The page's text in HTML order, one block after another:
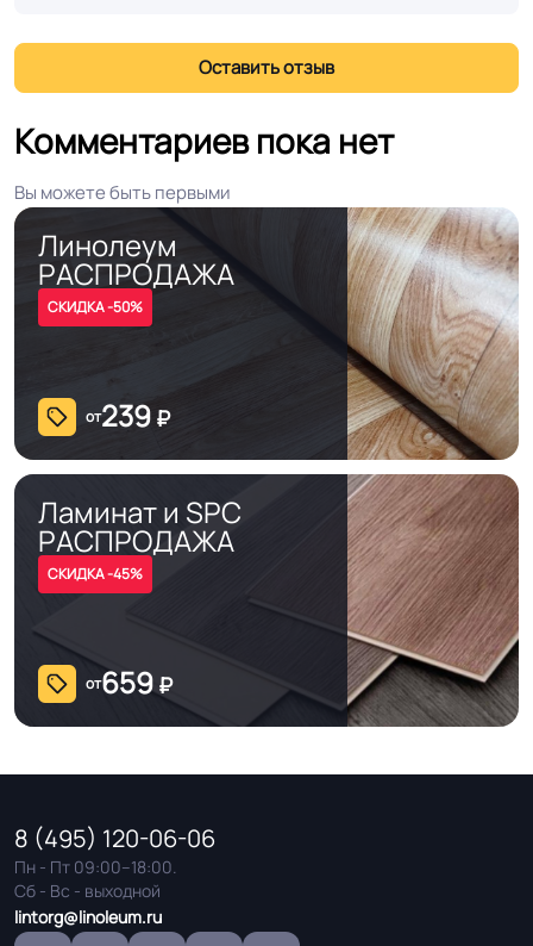
Комментариев пока нет
Вы можете быть первыми
Линолеум
РАСПРОДАЖА
СКИДКА -50%
от239 ₽
Ламинат и SPC
РАСПРОДАЖА
СКИДКА -45%
от659 ₽
8 (495) 120-06-06
Пн - Пт 09:00–18:00.
Сб - Вс - выходной
lintorg@linoleum.ru